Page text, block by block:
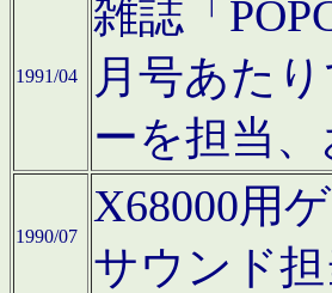
1991/04
雑誌「
月号あた
ーを担当
1990/07
X68000用
サウンド